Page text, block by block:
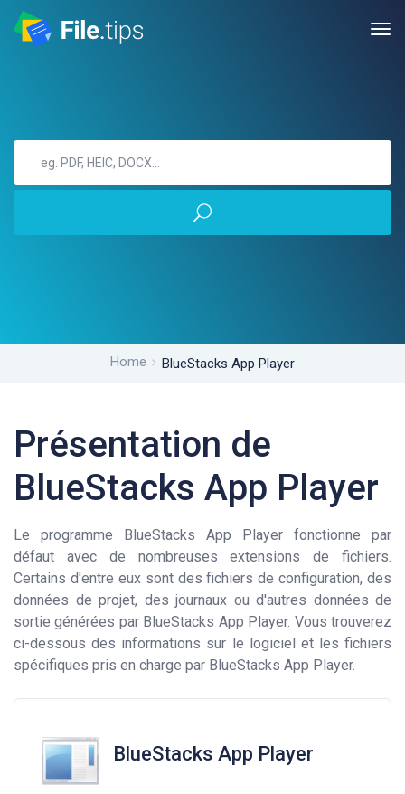
Home BlueStacks App Player
Présentation de
BlueStacks App Player
Le programme BlueStacks App Player fonctionne par
défaut avec de nombreuses extensions de fichiers.
Certains d'entre eux sont des fichiers de configuration, des
données de projet, des journaux ou d'autres données de
sortie générées par BlueStacks App Player. Vous trouverez
ci-dessous des informations sur le logiciel et les fichiers
spécifiques pris en charge par BlueStacks App Player.
BlueStacks App Player